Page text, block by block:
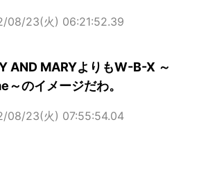
08/23(火) 06:21:52.39
AND MARYよりもW-B-X ～
のイメージだわ。
08/23(火) 07:55:54.04